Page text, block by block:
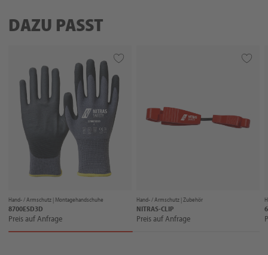
DAZU PASST
Hand- / Armschutz |Montagehandschuhe
8700ESD3D
Preis auf Anfrage
Hand- / Armschutz |Zubehör
NITRAS-CLIP
Preis auf Anfrage